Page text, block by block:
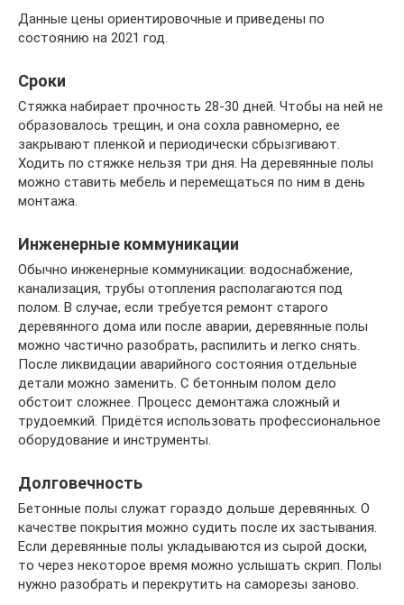
Данные цены ориентировочные и приведены по
состоянию на 2021 год.
Сроки
Стяжка набирает прочность 28-30 дней. Чтобы на ней не
образовалось трещин, и она сохла равномерно, ее
закрывают пленкой и периодически сбрызгивают.
Ходить по стяжке нельзя три дня. На деревянные полы
можно ставить мебель и перемещаться по ним в день
монтажа.
Инженерные коммуникации
Обычно инженерные коммуникации: водоснабжение,
канализация, трубы отопления располагаются под
полом. В случае, если требуется ремонт старого
деревянного дома или после аварии, деревянные полы
можно частично разобрать, распилить и легко снять.
После ликвидации аварийного состояния отдельные
детали можно заменить. С бетонным полом дело
обстоит сложнее. Процесс демонтажа сложный и
трудоемкий. Придётся использовать профессиональное
оборудование и инструменты.
Долговечность
Бетонные полы служат гораздо дольше деревянных. О
качестве покрытия можно судить после их застывания.
Если деревянные полы укладываются из сырой доски,
то через некоторое время можно услышать скрип. Полы
нужно разобрать и перекрутить на саморезы заново.